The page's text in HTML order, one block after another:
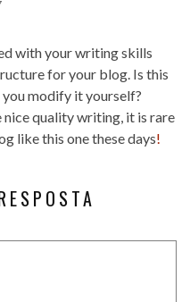
with your writing skills
for your blog. Is this
modify it yourself?
nice quality writing, it is rare
like this one these days!